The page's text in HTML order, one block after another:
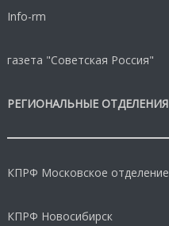
Info-rm
газета "Советская Россия"
РЕГИОНАЛЬНЫЕ ОТДЕЛЕНИЯ
КПРФ Московское отделение
КПРФ Новосибирск